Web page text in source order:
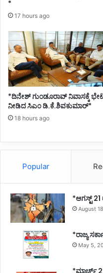
*
17 hours ago
*ದಿನೇಶ್ ಗುಂಡೂರಾವ್ ನಿವಾಸಕ್ಕೆ
ನೀಡಿದ ಸಿಎಂ ಡಿ.ಕೆ.ಶಿವಕುಮಾರ್*
18 hours ago
Popular
*ಆಗಸ್ಟ್
August
*ರಾಜ್ಯ
May 5,